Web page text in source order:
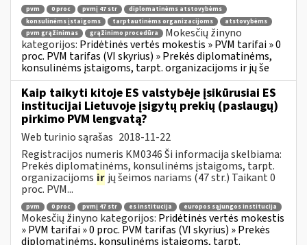
pvm 0 proc pvmį 47 str
diplomatinėms atstovybėms
konsulinėms įstaigoms
tarptautinėms organizacijoms
atstovybėms
pvm grąžinimas
grąžinimo procedūra
Mokesčių žinyno
kategorijos: Pridėtinės vertės mokestis » PVM tarifai » 0
proc. PVM tarifas (VI skyrius) » Prekės diplomatinėms,
konsulinėms įstaigoms, tarpt. organizacijoms ir jų še
Kaip taikyti kitoje ES valstybėje įsikūrusiai ES
institucijai Lietuvoje įsigytų prekių (paslaugų)
pirkimo PVM lengvatą?
Web turinio sąrašas 2018-11-22
Registracijos numeris KM0346 Ši informacija skelbiama:
Prekės diplomatinėms, konsulinėms įstaigoms, tarpt.
organizacijoms ir jų šeimos nariams (47 str.) Taikant 0
proc. PVM...
pvm 0 proc pvmį 47 str es institucija europos sąjungos institucija
Mokesčių žinyno kategorijos: Pridėtinės vertės mokestis
» PVM tarifai » 0 proc. PVM tarifas (VI skyrius) » Prekės
diplomatinėms, konsulinėms įstaigoms, tarpt.